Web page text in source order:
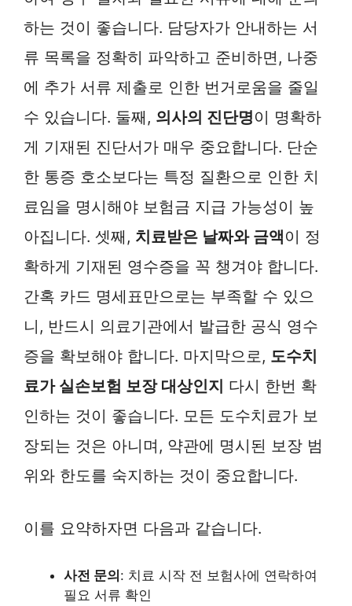
하는 것이 좋습니다. 담당자가 안내하는 서
류 목록을 정확히 파악하고 준비하면, 나중
에 추가 서류 제출로 인한 번거로움을 줄일
수 있습니다. 둘째, 의사의 진단명이 명확하
게 기재된 진단서가 매우 중요합니다. 단순
한 통증 호소보다는 특정 질환으로 인한 치
료임을 명시해야 보험금 지급 가능성이 높
아집니다. 셋째, 치료받은 날짜와 금액이 정
확하게 기재된 영수증을 꼭 챙겨야 합니다.
간혹 카드 명세표만으로는 부족할 수 있으
니, 반드시 의료기관에서 발급한 공식 영수
증을 확보해야 합니다. 마지막으로, 도수치
료가 실손보험 보장 대상인지 다시 한번 확
인하는 것이 좋습니다. 모든 도수치료가 보
장되는 것은 아니며, 약관에 명시된 보장 범
위와 한도를 숙지하는 것이 중요합니다.
이를 요약하자면 다음과 같습니다.
사전 문의 : 치료 시작 전 보험사에 연락하여
필요 서류 확인